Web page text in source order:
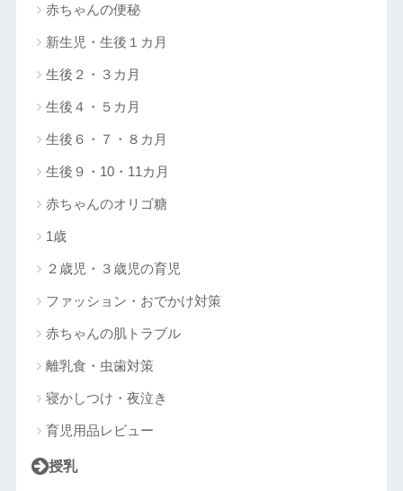
赤ちゃんの便秘
新生児・生後１カ月
生後２・３カ月
生後４・５カ月
生後６・７・８カ月
生後９・10・11カ月
赤ちゃんのオリゴ糖
1歳
２歳児・３歳児の育児
ファッション・おでかけ対策
赤ちゃんの肌トラブル
離乳食・虫歯対策
寝かしつけ・夜泣き
育児用品レビュー
授乳